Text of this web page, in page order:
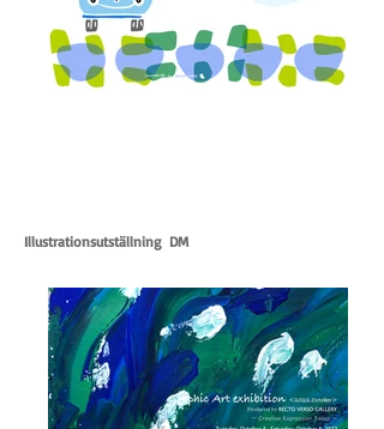
Illustrationsutställning DM